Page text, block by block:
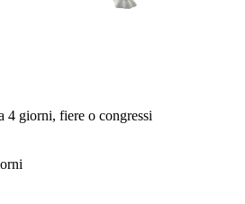
4 giorni, fiere o congressi